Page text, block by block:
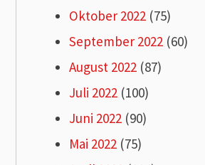
Oktober 2022 (75)
September 2022 (60)
August 2022 (87)
Juli 2022 (100)
Juni 2022 (90)
Mai 2022 (75)